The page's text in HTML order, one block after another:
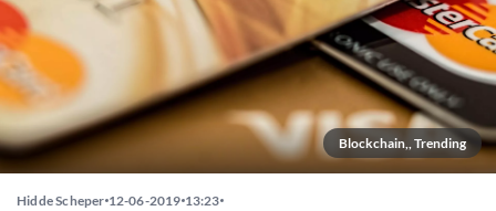
Blockchain,, Trending
Hidde Scheper 12-06-2019 13:23